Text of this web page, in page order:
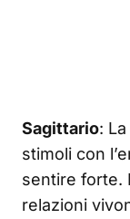
Sagittario:
stimoli con
sentire forte.
relazioni